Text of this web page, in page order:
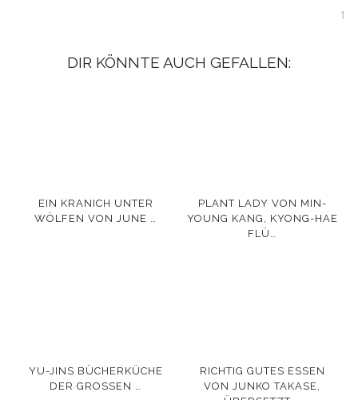
1
DIR KÖNNTE AUCH GEFALLEN:
EIN KRANICH UNTER
WÖLFEN VON JUNE …
PLANT LADY VON MIN-
YOUNG KANG, KYONG-HAE
FLÜ…
YU-JINS BÜCHERKÜCHE
DER GROSSEN …
RICHTIG GUTES ESSEN
VON JUNKO TAKASE,